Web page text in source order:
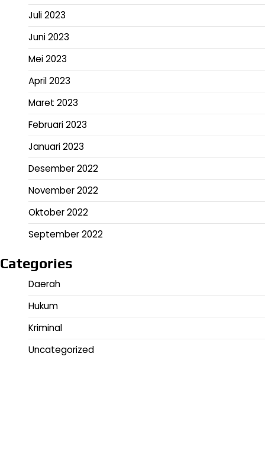
Juli 2023
Juni 2023
Mei 2023
April 2023
Maret 2023
Februari 2023
Januari 2023
Desember 2022
November 2022
Oktober 2022
September 2022
Categories
Daerah
Hukum
Kriminal
Uncategorized